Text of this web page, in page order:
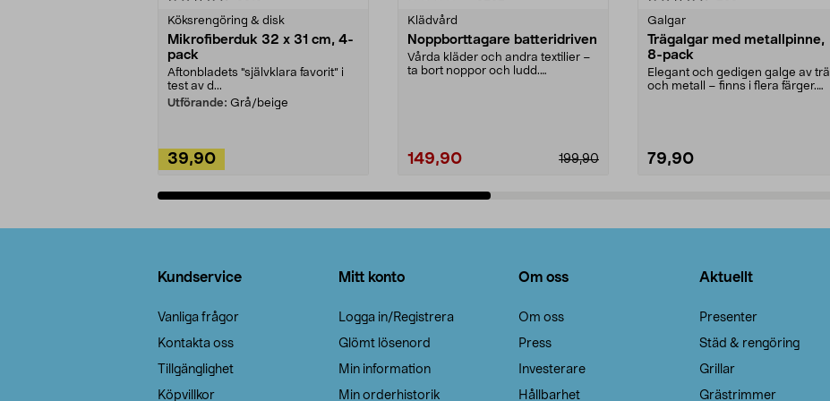
Köksrengöring & disk
Mikrofiberduk 32 x 31 cm, 4-
pack
Aftonbladets "självklara favorit” i
test av d...
Utförande: Grå/beige
39,90
Klädvård
Noppborttagare batteridriven
Vårda kläder och andra textilier –
ta bort noppor och ludd.
199,90
149,90
Galgar
Trägalgar med metallpinne,
8-pack
Elegant och gedigen galge av trä
och metall – finns i flera färger.
79,90
Kundservice
Vanliga frågor
Kontakta oss
Tillgänglighet
Köpvillkor
Mitt konto
Logga in/Registrera
Glömt lösenord
Min information
Min orderhistorik
Om oss
Om oss
Press
Investerare
Hållbarhet
Aktuellt
Presenter
Städ & rengöring
Grillar
Grästrimmer